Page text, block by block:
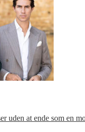
uden at ende som en